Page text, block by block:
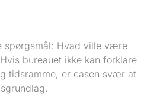
spørgsmål: Hvad ville være
bureauet ikke kan forklare
tidsramme, er casen svær at